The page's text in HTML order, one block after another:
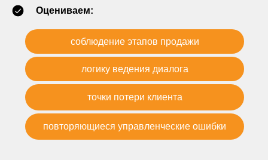
Оцениваем:
точки потери клиента
повторяющиеся управленческие ошибки
логику ведения диалога
соблюдение этапов продажи